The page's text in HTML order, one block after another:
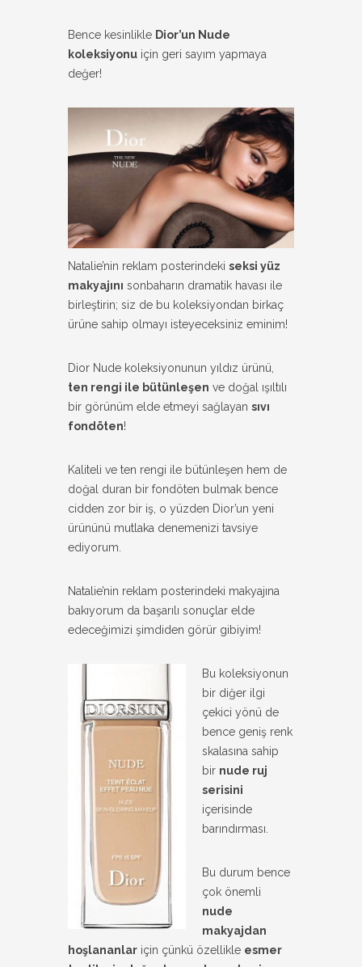
Bence kesinlikle Dior’un Nude
koleksiyonu için geri sayım yapmaya
değer!
Natalie’nin reklam posterindeki seksi yüz
makyajını sonbaharın dramatik havası ile
birleştirin; siz de bu koleksiyondan birkaç
ürüne sahip olmayı isteyeceksiniz eminim!
Dior Nude koleksiyonunun yıldız ürünü,
ten rengi ile bütünleşen ve doğal ışıltılı
bir görünüm elde etmeyi sağlayan sıvı
fondöten!
Kaliteli ve ten rengi ile bütünleşen hem de
doğal duran bir fondöten bulmak bence
cidden zor bir iş, o yüzden Dior’un yeni
ürününü mutlaka denemenizi tavsiye
ediyorum.
Natalie’nin reklam posterindeki makyajına
bakıyorum da başarılı sonuçlar elde
edeceğimizi şimdiden görür gibiyim!
Bu koleksiyonun
bir diğer ilgi
çekici yönü de
bence geniş renk
skalasına sahip
bir nude ruj
serisini
içerisinde
barındırması.
Bu durum bence
çok önemli
nude
makyajdan
hoşlananlar için çünkü özellikle esmer